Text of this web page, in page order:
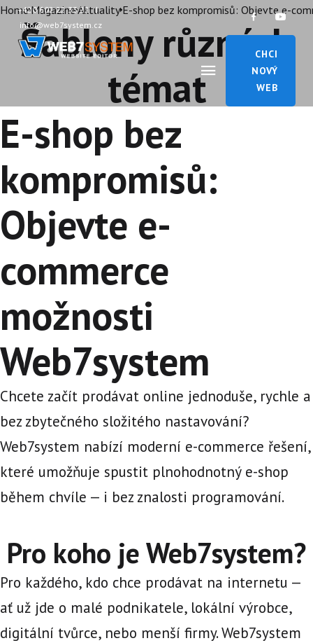
+420 602 22 33 22|
info@web7system.cz
CHCI
NOVÝ
WEB
Home MagazineAktuality
Šablony různých
témat
E-shop bez
kompromisů:
Objevte e-
commerce
možnosti
Web7system
Chcete začít prodávat online jednoduše, rychle a
bez zbytečného složitého nastavování?
Web7system nabízí moderní e-commerce řešení,
které umožňuje spustit plnohodnotný e-shop
během chvíle — i bez znalosti programování.
Pro koho je Web7system?
Pro každého, kdo chce prodávat na internetu —
ať už jde o malé podnikatele, lokální výrobce,
digitální tvůrce, nebo menší firmy. Web7system